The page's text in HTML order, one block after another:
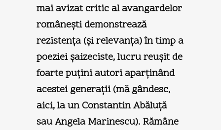
mai avizat critic al avangardelor
româneşti demonstrează
rezistenţa (şi relevanţa) în timp a
poeziei şaizeciste, lucru reuşit de
foarte puţini autori aparţinând
acestei generaţii (mă gândesc,
aici, la un Constantin Abăluţă
sau Angela Marinescu). Rămâne